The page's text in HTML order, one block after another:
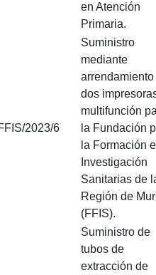
en Atención
Primaria.
2023/6
Suministro
mediante
arrendamiento
dos
multifunción
la Fundación
la Formación e
Investigación
Sanitarias de
Región de
(FFIS).
Suministro de
tubos de
extracción de